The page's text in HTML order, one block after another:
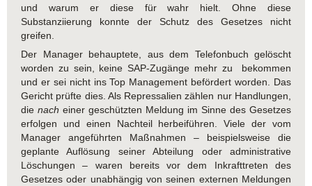
und warum er diese für wahr hielt. Ohne diese
Substanziierung konnte der Schutz des Gesetzes nicht
greifen.
Der Manager behauptete, aus dem Telefonbuch gelöscht
worden zu sein, keine SAP-Zugänge mehr zu bekommen
und er sei nicht ins Top Management befördert worden. Das
Gericht prüfte dies. Als Repressalien zählen nur Handlungen,
die nach einer geschützten Meldung im Sinne des Gesetzes
erfolgen und einen Nachteil herbeiführen. Viele der vom
Manager angeführten Maßnahmen – beispielsweise die
geplante Auflösung seiner Abteilung oder administrative
Löschungen – waren bereits vor dem Inkrafttreten des
Gesetzes oder unabhängig von seinen externen Meldungen